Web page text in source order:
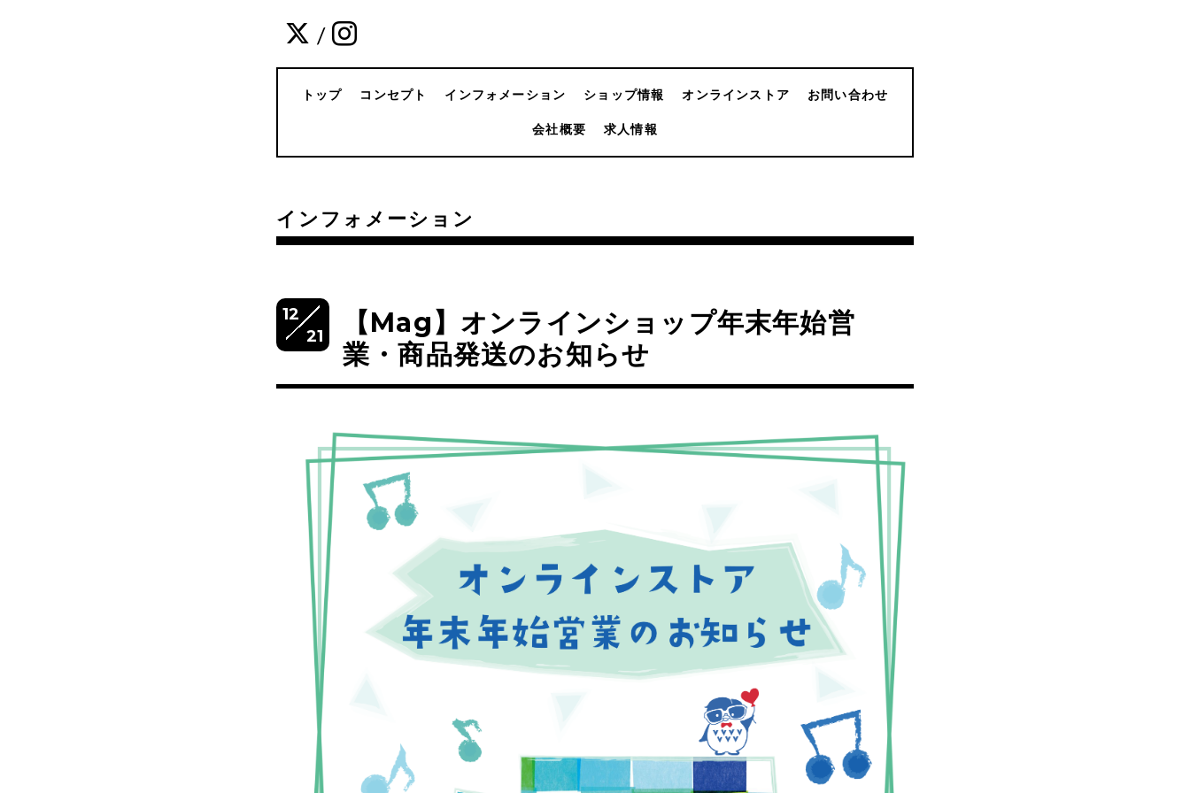
/
トップ コンセプト インフォメーション ショップ情報 オンラインストア お問い合わせ
会社概要 求人情報
インフォメーション
12
21
【Mag】オンラインショップ年末年始営
業・商品発送のお知らせ